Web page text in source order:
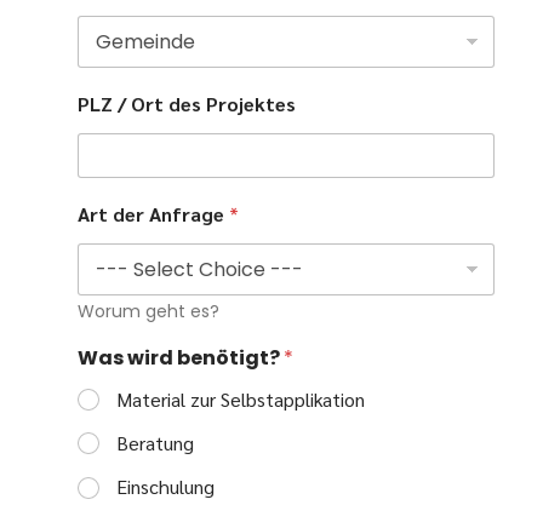
PLZ / Ort des Projektes
Art der Anfrage *
Worum geht es?
Was wird benötigt?*
Material zur Selbstapplikation
Beratung
Einschulung